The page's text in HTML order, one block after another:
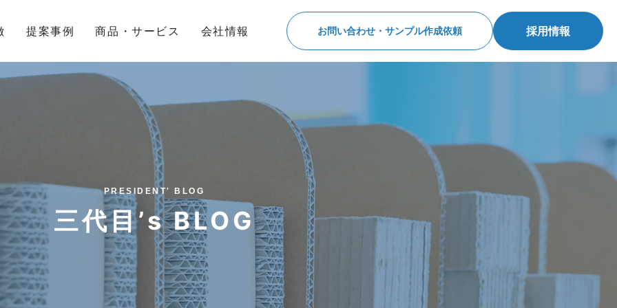
提案事例 商品・サービス 会社情報 お問い合わせ・サンプル作成依頼 採用情報
PRESIDENT' BLOG
三代目’s BLOG